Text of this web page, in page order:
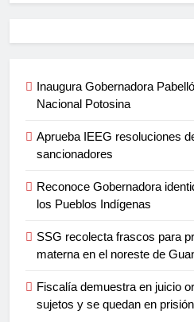
Inaugura Gobernadora
Nacional Potosina
Aprueba IEEG resoluciones
sancionadores
Reconoce Gobernadora
los Pueblos Indígenas
SSG recolecta frascos para
materna en el noreste de
Fiscalía demuestra en juicio
sujetos y se quedan en